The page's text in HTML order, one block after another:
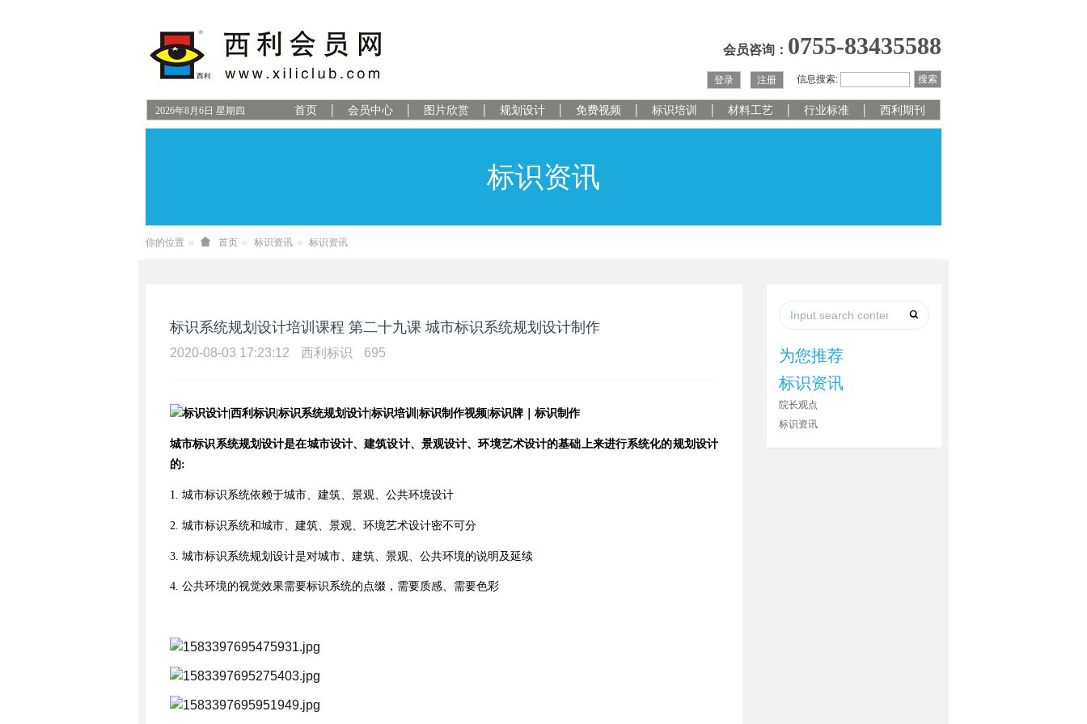
会员咨询： 0755-83435588
信息搜索: 搜索
登录 注册
2026年8月 6 日 星期四 首页 会员中心 图片欣赏 规划设计 免费视频 标识培训 材料工艺 行业标准 西利期刊
标识资讯
你的位置 首页 标识资讯 标识资讯
标识系统规划设计培训课程 第二十九课 城市标识系统规划设计制作
2020-08-03 17:23:12 西利标识 695
城市标识系统规划设计是在城市设计、建筑设计、景观设计、环境艺术设计的基础上来进行系统化的规划设计
的:
1. 城市标识系统依赖于城市、建筑、景观、 公共环境设计
2. 城市标识系统和城市、建筑、景观、环境艺术设计密不可分
3. 城市标识系统规划设计是对城市、建筑、景观、公共环境的说明及延续
4. 公共环境的视觉效果需要标识系统的点缀，需要质感、需要色彩
为您推荐
标识资讯
院长观点
标识资讯